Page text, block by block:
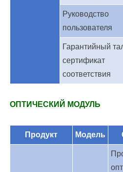
Руководство
пользователя
Гарантийный
сертификат
соответствия
ОПТИЧЕСКИЙ МОДУЛЬ
Продукт Модель